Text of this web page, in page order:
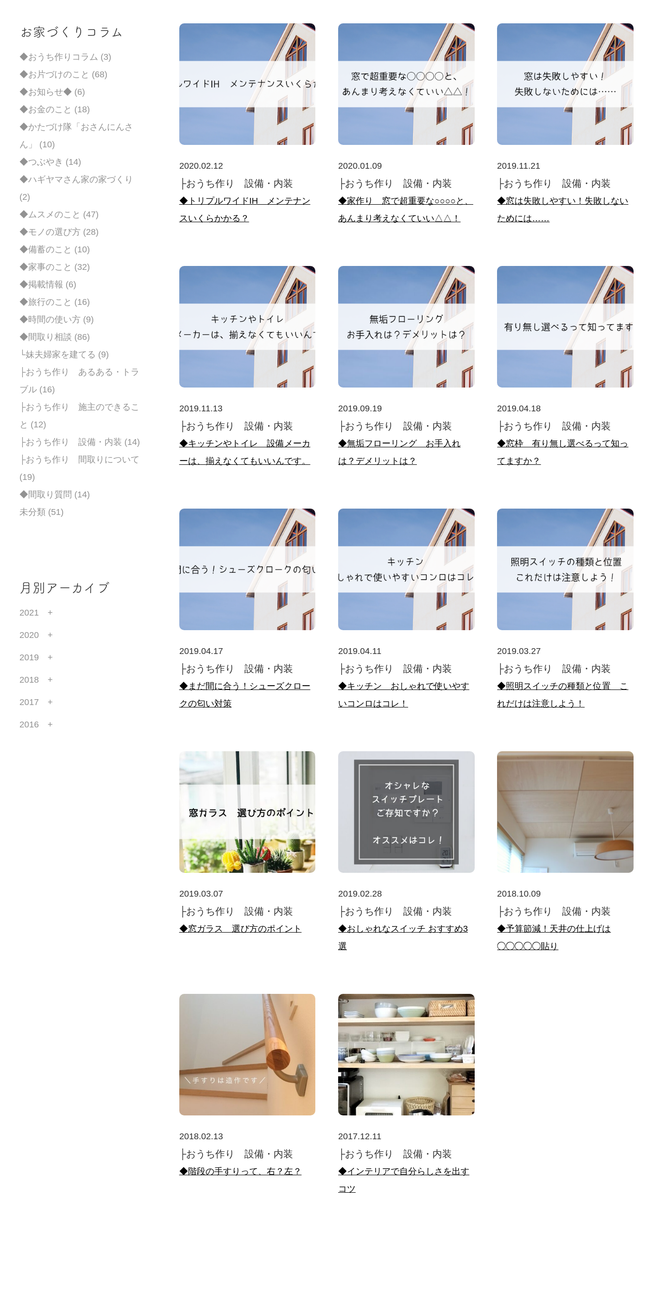
2020.02.12
├おうち作り 設備・内装
◆トリプルワイドIH メンテナン
スいくらかかる？
2020.01.09
├おうち作り 設備・内装
◆家作り 窓で超重要な○○○○と、
あんまり考えなくていい△△！
2019.11.21
├おうち作り 設備・内装
◆窓は失敗しやすい！失敗しない
ためには……
2019.11.13
├おうち作り 設備・内装
◆キッチンやトイレ 設備メーカ
ーは、揃えなくてもいいんです。
2019.09.19
├おうち作り 設備・内装
◆無垢フローリング お手入れ
は？デメリットは？
2019.04.18
├おうち作り 設備・内装
◆窓枠 有り無し選べるって知っ
てますか？
2019.04.17
├おうち作り 設備・内装
◆まだ間に合う！シューズクロー
クの匂い対策
2019.04.11
├おうち作り 設備・内装
◆キッチン おしゃれで使いやす
いコンロはコレ！
2019.03.27
├おうち作り 設備・内装
◆照明スイッチの種類と位置 こ
れだけは注意しよう！
2019.03.07
├おうち作り 設備・内装
◆窓ガラス 選び方のポイント
2019.02.28
├おうち作り 設備・内装
◆おしゃれなスイッチ おすすめ3
選
2018.10.09
├おうち作り 設備・内装
◆予算節減！天井の仕上げは
◯◯◯◯◯貼り
2018.02.13
├おうち作り 設備・内装
◆階段の手すりって、右？左？
2017.12.11
├おうち作り 設備・内装
◆インテリアで自分らしさを出す
コツ
お家づくりコラム
◆おうち作りコラム (3)
◆お片づけのこと (68)
◆お知らせ◆ (6)
◆お金のこと (18)
◆かたづけ隊「おさんにんさ
ん」 (10)
◆つぶやき (14)
◆ハギヤマさん家の家づくり
(2)
◆ムスメのこと (47)
◆モノの選び方 (28)
◆備蓄のこと (10)
◆家事のこと (32)
◆掲載情報 (6)
◆旅行のこと (16)
◆時間の使い方 (9)
◆間取り相談 (86)
└妹夫婦家を建てる (9)
├おうち作り あるある・トラ
ブル (16)
├おうち作り 施主のできるこ
と (12)
├おうち作り 設備・内装 (14)
├おうち作り 間取りについて
(19)
◆間取り質問 (14)
未分類 (51)
月別アーカイブ
2021
2020
2019
2018
2017
2016